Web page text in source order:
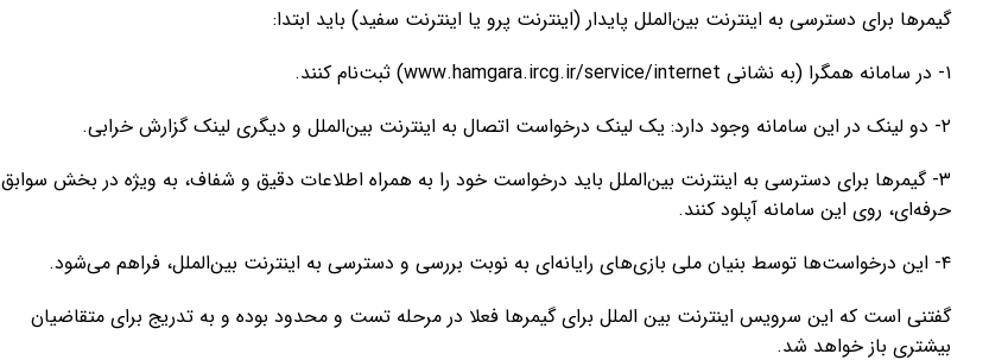
گیمرها برای دسترسی به اینترنت بین‌الملل پایدار (اینترنت پرو یا اینترنت سفید) باید ابتدا:
۱- در سامانه همگرا (به نشانی www.hamgara.ircg.ir/service/internet) ثبت‌نام کنند.
۲- دو لینک در این سامانه وجود دارد: یک لینک درخواست اتصال به اینترنت بین‌الملل و دیگری لینک گزارش خرابی.
۳- گیمرها برای دسترسی به اینترنت بین‌الملل باید درخواست خود را به همراه اطلاعات دقیق و شفاف، به ویژه در بخش سوابق
حرفه‌ای، روی این سامانه آپلود کنند.
۴- این درخواست‌ها توسط بنیان ملی بازی‌های رایانه‌ای به نوبت بررسی و دسترسی به اینترنت بین‌الملل، فراهم می‌شود.
گفتنی است که این سرویس اینترنت بین الملل برای گیمرها فعلا در مرحله تست و محدود بوده و به تدریج برای متقاضیان
بیشتری باز خواهد شد.